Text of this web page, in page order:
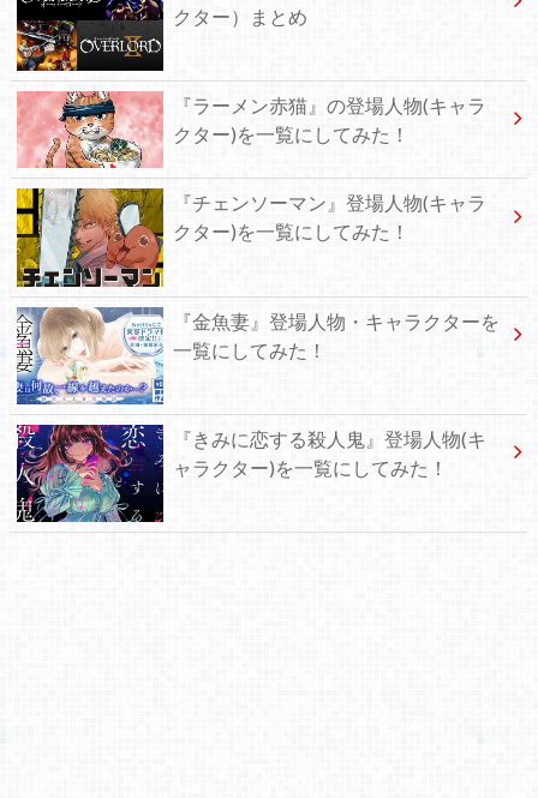
クター）まとめ
『ラーメン赤猫』の登場人物(キャラ
クター)を一覧にしてみた！
『チェンソーマン』登場人物(キャラ
クター)を一覧にしてみた！
『金魚妻』登場人物・キャラクターを
一覧にしてみた！
『きみに恋する殺人鬼』登場人物(キ
ャラクター)を一覧にしてみた！